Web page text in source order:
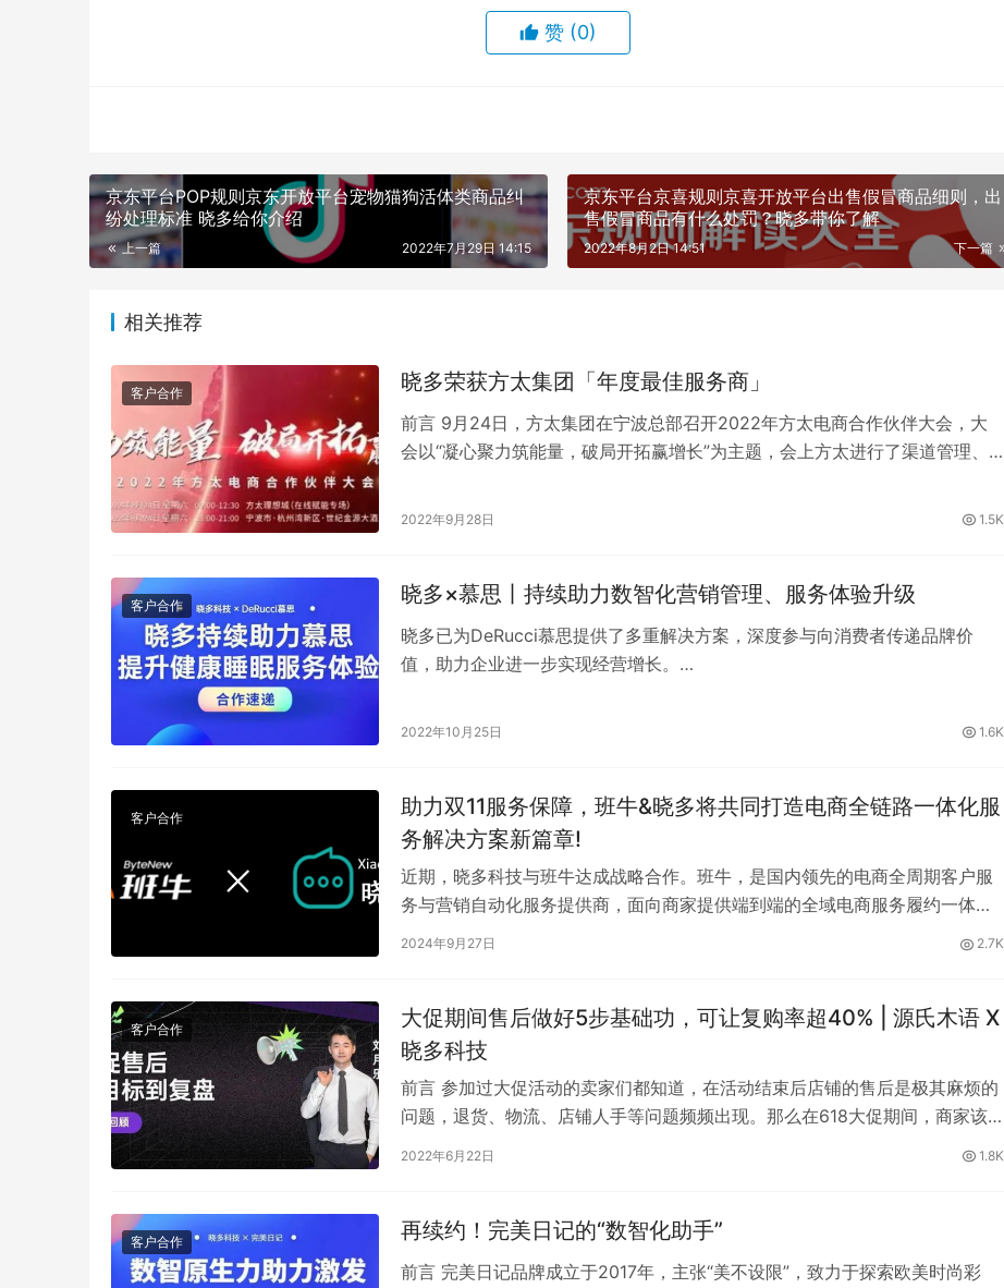
赞 (0)
京东平台POP规则京东开放平台宠物猫狗活体类商品纠
纷处理标准 晓多给你介绍
上一篇 2022年7月29日 14:15
京东平台京喜规则京喜开放平台出售假冒商品细则，出
售假冒商品有什么处罚？晓多带你了解
下一篇
2022年8月2日 14:51
相关推荐
客户合作 晓多荣获方太集团「年度最佳服务商」
前言 9月24日，方太集团在宁波总部召开2022年方太电商合作伙伴大会，大
会以“凝心聚力筑能量，破局开拓赢增长”为主题，会上方太进行了渠道管理、
2022年9月28日 1.5K
客户合作 晓多×慕思丨持续助力数智化营销管理、服务体验升级
晓多已为DeRucci慕思提供了多重解决方案，深度参与向消费者传递品牌价
值，助力企业进一步实现经营增长。
2022年10月25日 1.6K
客户合作
助力双11服务保障，班牛&晓多将共同打造电商全链路一体化服
务解决方案新篇章!
近期，晓多科技与班牛达成战略合作。班牛，是国内领先的电商全周期客户服
务与营销自动化服务提供商，面向商家提供端到端的全域电商服务履约一体化
解决方案。晓多科技，是国内领先的对话式导购和…
2024年9月27日 2.7K
客户合作
大促期间售后做好5步基础功，可让复购率超40% | 源氏木语 X
晓多科技
前言 参加过大促活动的卖家们都知道，在活动结束后店铺的售后是极其麻烦的
问题，退货、物流、店铺人手等问题频频出现。那么在618大促期间，商家该
如何做好售后服务，保证服务效率的提升呢？…
2022年6月22日 1.8K
客户合作 再续约！完美日记的“数智化助手”
前言 完美日记品牌成立于2017年，主张“美不设限”，致力于探索欧美时尚彩